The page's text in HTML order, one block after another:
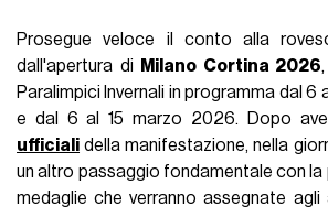
sociali in ogni partita. O ancora il
altare barocco, e quello di LeroySané,
un gol contro il Monaco nel 2017,
confronto perdente per il suo
po’ affrettato, come ha ammesso il
"oggi farei scelte diverse". Passando
coccige di WayneRooney, un